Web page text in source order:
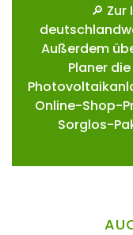
🔎
Außerdem
Planer
Online-Shop-
Sorglos-